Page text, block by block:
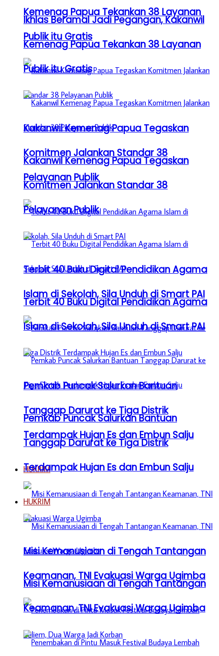
Kemenag Papua Tekankan 38 Layanan
Publik itu Gratis
Kakanwil Kemenag Papua Tegaskan
Komitmen Jalankan Standar 38
Pelayanan Publik
Terbit 40 Buku Digital Pendidikan Agama
Islam di Sekolah, Sila Unduh di Smart PAI
Pemkab Puncak Salurkan Bantuan
Tanggap Darurat ke Tiga Distrik
Terdampak Hujan Es dan Embun Salju
HUKRIM
Misi Kemanusiaan di Tengah Tantangan
Keamanan, TNI Evakuasi Warga Ugimba
Ikhlas Beramal Jadi Pegangan, Kakanwil
Kemenag Papua Tekankan 38 Layanan
Publik itu Gratis
Kakanwil Kemenag Papua Tegaskan
Komitmen Jalankan Standar 38
Pelayanan Publik
Terbit 40 Buku Digital Pendidikan Agama
Islam di Sekolah, Sila Unduh di Smart PAI
Pemkab Puncak Salurkan Bantuan
Tanggap Darurat ke Tiga Distrik
Terdampak Hujan Es dan Embun Salju
HUKRIM
Misi Kemanusiaan di Tengah Tantangan
Keamanan, TNI Evakuasi Warga Ugimba